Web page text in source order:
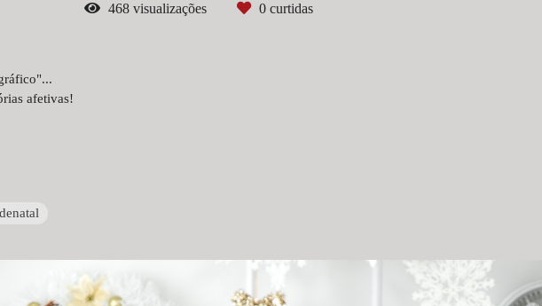
468 visualizações 0 curtidas
afetivas!